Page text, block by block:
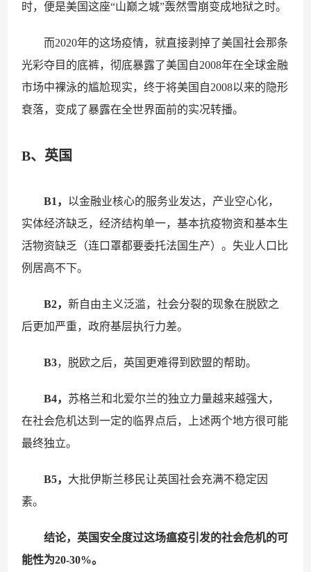
时，便是美国这座“山巅之城”轰然雪崩变成地狱之时。
而2020年的这场疫情，就直接剥掉了美国社会那条
光彩夺目的底裤，彻底暴露了美国自2008年在全球金融
市场中裸泳的尴尬现实，终于将美国自2008以来的隐形
衰落，变成了暴露在全世界面前的实况转播。
B、英国
B1， 以金融业核心的服务业发达，产业空心化，
实体经济缺乏，经济结构单一，基本抗疫物资和基本生
活物资缺乏（连口罩都要委托法国生产）。失业人口比
例居高不下。
B2，新自由主义泛滥，社会分裂的现象在脱欧之
后更加严重，政府基层执行力差。
B3，脱欧之后，英国更难得到欧盟的帮助。
B4， 苏格兰和北爱尔兰的独立力量越来越强大，
在社会危机达到一定的临界点后，上述两个地方很可能
最终独立。
B5， 大批伊斯兰移民让英国社会充满不稳定因
素。
结论，英国安全度过这场瘟疫引发的社会危机的可
能性为20-30%。